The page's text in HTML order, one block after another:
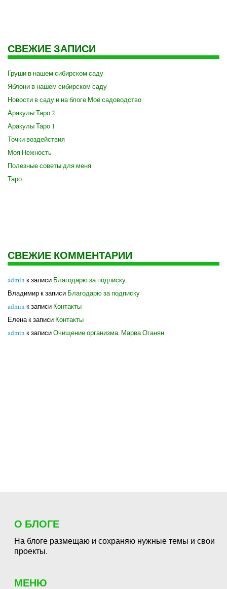
СВЕЖИЕ ЗАПИСИ
Груши в нашем сибирском саду
Яблони в нашем сибирском саду
Новости в саду и на блоге Моё садоводство
Аракулы Таро 2
Аракулы Таро 1
Точки воздействия
Моя Нежность
Полезные советы для меня
Таро
СВЕЖИЕ КОММЕНТАРИИ
admin к записи Благодарю за подписку
Владимирк записи Благодарю за подписку
admin к записи Контакты
Еленак записи Контакты
admin к записиОчищение организма. Марва Оганян.
О БЛОГЕ
На блоге размещаю и сохраняю нужные темы и свои
проекты.
МЕНЮ